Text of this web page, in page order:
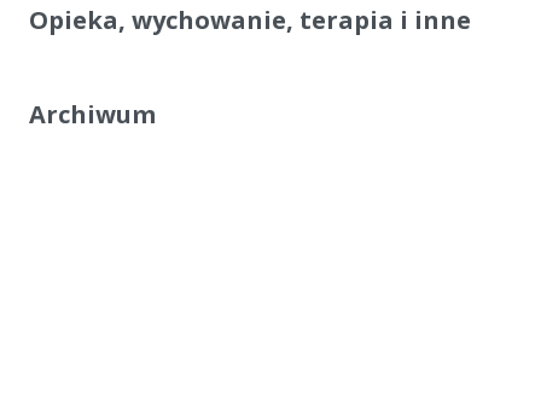
Opieka, wychowanie, terapia i inne
Archiwum